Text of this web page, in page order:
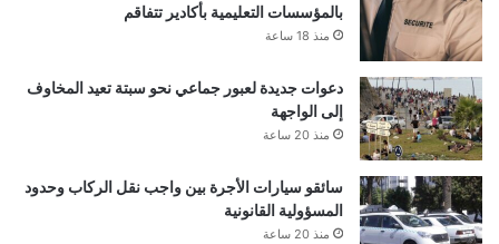
بالمؤسسات التعليمية بأكادير تتفاقم
منذ 18 ساعة
دعوات جديدة لعبور جماعي نحو سبتة تعيد المخاوف
إلى الواجهة
منذ 20 ساعة
سائقو سيارات الأجرة بين واجب نقل الركاب وحدود
المسؤولية القانونية
منذ 20 ساعة